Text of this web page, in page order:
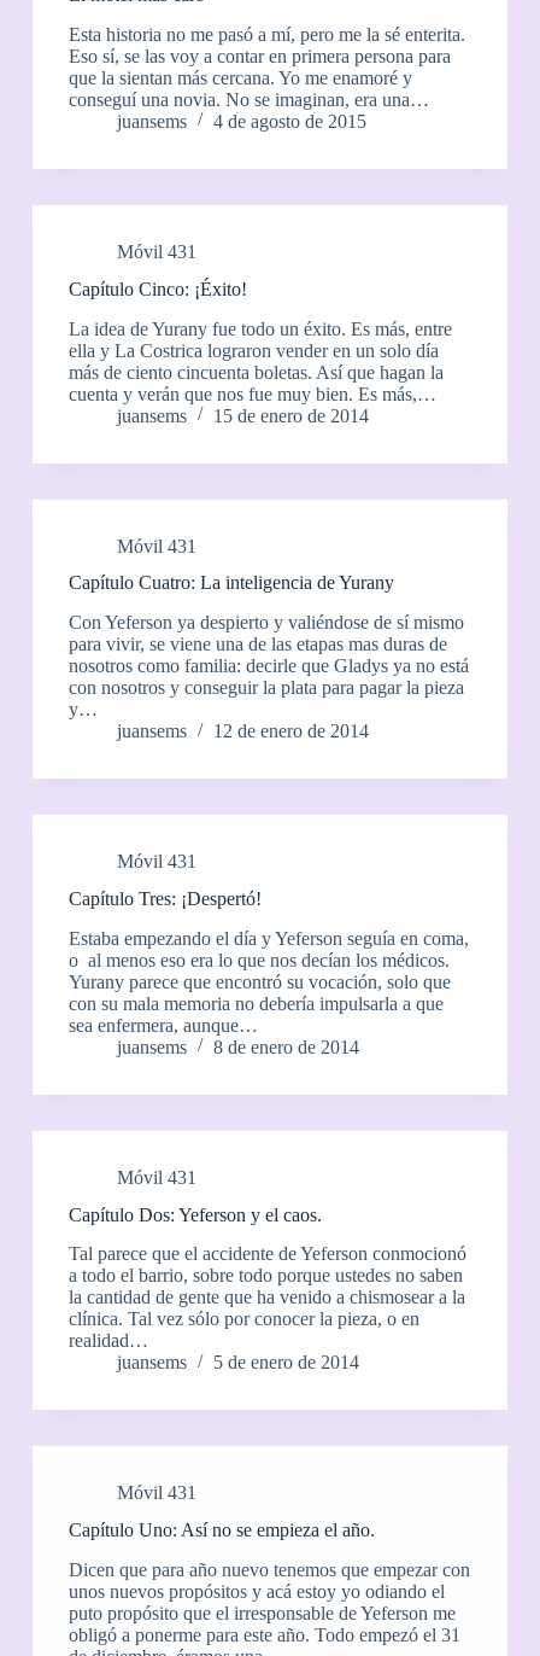
Esta historia no me pasó a mí, pero me la sé enterita.
Eso sí, se las voy a contar en primera persona para
que la sientan más cercana. Yo me enamoré y
conseguí una novia. No se imaginan, era una…
juansems
4 de agosto de 2015
Móvil 431
Capítulo Cinco: ¡Éxito!
La idea de Yurany fue todo un éxito. Es más, entre
ella y La Costrica lograron vender en un solo día
más de ciento cincuenta boletas. Así que hagan la
cuenta y verán que nos fue muy bien. Es más,…
juansems
15 de enero de 2014
Móvil 431
Capítulo Cuatro: La inteligencia de Yurany
Con Yeferson ya despierto y valiéndose de sí mismo
para vivir, se viene una de las etapas mas duras de
nosotros como familia: decirle que Gladys ya no está
con nosotros y conseguir la plata para pagar la pieza
y…
juansems
12 de enero de 2014
Móvil 431
Capítulo Tres: ¡Despertó!
Estaba empezando el día y Yeferson seguía en coma,
o al menos eso era lo que nos decían los médicos.
Yurany parece que encontró su vocación, solo que
con su mala memoria no debería impulsarla a que
sea enfermera, aunque…
juansems
8 de enero de 2014
Móvil 431
Capítulo Dos: Yeferson y el caos.
Tal parece que el accidente de Yeferson conmocionó
a todo el barrio, sobre todo porque ustedes no saben
la cantidad de gente que ha venido a chismosear a la
clínica. Tal vez sólo por conocer la pieza, o en
realidad…
juansems
5 de enero de 2014
Móvil 431
Capítulo Uno: Así no se empieza el año.
Dicen que para año nuevo tenemos que empezar con
unos nuevos propósitos y acá estoy yo odiando el
puto propósito que el irresponsable de Yeferson me
obligó a ponerme para este año. Todo empezó el 31